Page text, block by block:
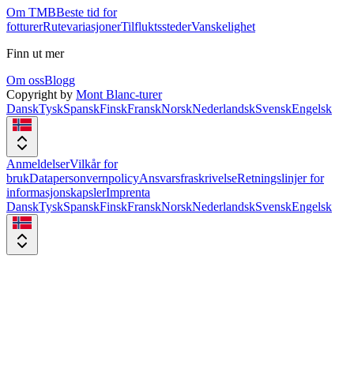
Om TMBBeste tid for
fotturerRutevariasjonerTilfluktsstederVanskelighet
Finn ut mer
Om ossBlogg
Copyright by Mont Blanc-turer
DanskTyskSpanskFinskFranskNorskNederlandskSvenskEngelsk
AnmeldelserVilkår for
brukDatapersonvernpolicyAnsvarsfraskrivelseRetningslinjer for
informasjonskapslerImprenta
DanskTyskSpanskFinskFranskNorskNederlandskSvenskEngelsk